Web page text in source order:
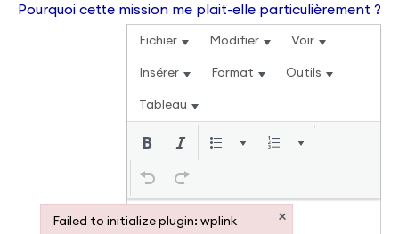
Pourquoi cette mission me plait-elle particulièrement ?
Fichier Modifier Voir
Insérer Format Outils
Tableau
Failed to initialize plugin: wplink ×